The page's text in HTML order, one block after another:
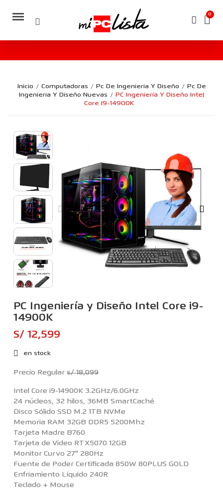
Inicio Computadoras Pc De Ingenieria Y Diseño
Pc De
Ingenieria Y Diseño Nuevas
PC Ingeniería Y Diseño Intel
Core I9-14900K
PC Ingeniería y Diseño Intel Core i9-
14900K
S/ 12,599
en stock
Precio Regular s/ 18,099
Intel Core i9-14900K 3.2GHz/6.0GHz
24 núcleos, 32 hilos, 36MB SmartCaché
Disco Sólido SSD M.2 1TB NVMe
Memoria RAM 32GB DDR5 5200Mhz
Tarjeta Madre B760
Tarjeta de Video RTX5070 12GB
Monitor Curvo 27'' 280Hz
Fuente de Poder Certificada 850W 80PLUS GOLD
Enfriamiento Líquido 240R
Teclado + Mouse